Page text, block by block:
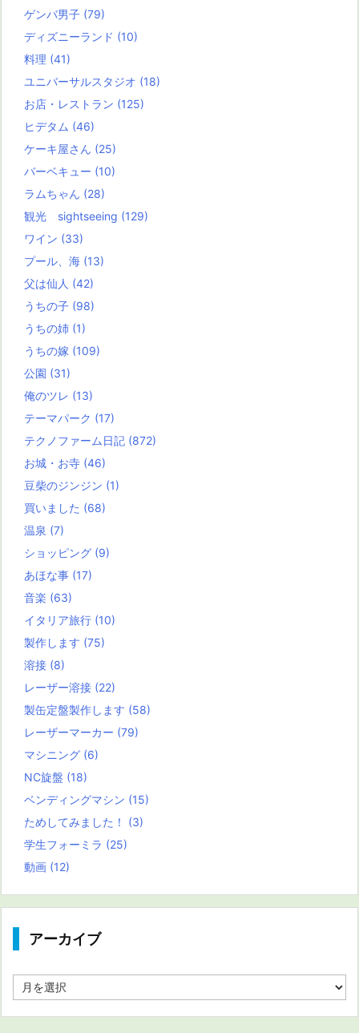
ゲンバ男子 (79)
ディズニーランド (10)
料理 (41)
ユニバーサルスタジオ (18)
お店・レストラン (125)
ヒデタム (46)
ケーキ屋さん (25)
バーベキュー (10)
ラムちゃん (28)
観光 sightseeing (129)
ワイン (33)
プール、海 (13)
父は仙人 (42)
うちの子 (98)
うちの姉 (1)
うちの嫁 (109)
公園 (31)
俺のツレ (13)
テーマパーク (17)
テクノファーム日記 (872)
お城・お寺 (46)
豆柴のジンジン (1)
買いました (68)
温泉 (7)
ショッピング (9)
あほな事 (17)
音楽 (63)
イタリア旅行 (10)
製作します (75)
溶接 (8)
レーザー溶接 (22)
製缶定盤製作します (58)
レーザーマーカー (79)
マシニング (6)
NC旋盤 (18)
ベンディングマシン (15)
ためしてみました！ (3)
学生フォーミラ (25)
動画 (12)
アーカイブ
ー